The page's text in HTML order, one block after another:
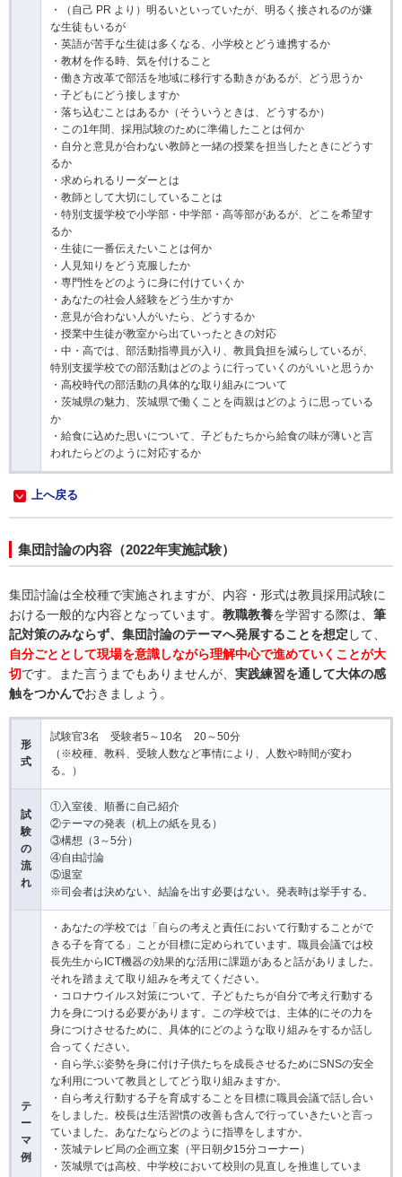
・（自己 PR より）明るいといっていたが、明るく接されるのが嫌
な生徒もいるが
・英語が苦手な生徒は多くなる、小学校とどう連携するか
・教材を作る時、気を付けること
・働き方改革で部活を地域に移行する動きがあるが、どう思うか
・子どもにどう接しますか
・落ち込むことはあるか（そういうときは、どうするか）
・この1年間、採用試験のために準備したことは何か
・自分と意見が合わない教師と一緒の授業を担当したときにどうす
るか
・求められるリーダーとは
・教師として大切にしていることは
・特別支援学校で小学部・中学部・高等部があるが、どこを希望す
るか
・生徒に一番伝えたいことは何か
・人見知りをどう克服したか
・専門性をどのように身に付けていくか
・あなたの社会人経験をどう生かすか
・意見が合わない人がいたら、どうするか
・授業中生徒が教室から出ていったときの対応
・中・高では、部活動指導員が入り、教員負担を減らしているが、
特別支援学校での部活動はどのように行っていくのがいいと思うか
・高校時代の部活動の具体的な取り組みについて
・茨城県の魅力、茨城県で働くことを両親はどのように思っている
か
・給食に込めた思いについて、子どもたちから給食の味が薄いと言
われたらどのように対応するか
上へ戻る
集団討論の内容（2022年実施試験）
集団討論は全校種で実施されますが、内容・形式は教員採用試験に
おける一般的な内容となっています。 教職教養を学習する際は、 筆
記対策のみならず、集団討論のテーマへ発展することを想定 して、
自分ごととして現場を意識しながら理解中心で進めていくことが大
切です。また言うまでもありませんが、 実践練習を通して大体の感
触をつかんでおきましょう。
形
式
試験官3名 受験者5～10名 20～50分
（※校種、教科、受験人数など事情により、人数や時間が変わ
る。）
試
験
の
流
れ
①入室後、順番に自己紹介
②テーマの発表（机上の紙を見る）
③構想（3～5分）
④自由討論
⑤退室
※司会者は決めない、結論を出す必要はない。発表時は挙手する。
テ
ー
マ
例
・あなたの学校では「自らの考えと責任において行動することがで
きる子を育てる」ことが目標に定められています。職員会議では校
長先生からICT機器の効果的な活用に課題があると話がありました。
それを踏まえて取り組みを考えてください。
・コロナウイルス対策について、子どもたちが自分で考え行動する
力を身につける必要があります。この学校では、主体的にその力を
身につけさせるために、具体的にどのような取り組みをするか話し
合ってください。
・自ら学ぶ姿勢を身に付け子供たちを成長させるためにSNSの安全
な利用について教員としてどう取り組みますか。
・自ら考え行動する子を育成することを目標に職員会議で話し合い
をしました。校長は生活習慣の改善も含んで行っていきたいと言っ
ていました。あなたならどのように指導をしますか。
・茨城テレビ局の企画立案（平日朝夕15分コーナー）
・茨城県では高校、中学校において校則の見直しを推進していま